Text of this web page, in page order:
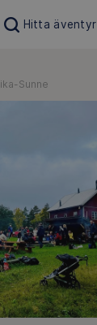
Hitta äventyr
Sunne